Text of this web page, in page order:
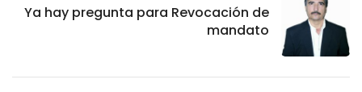
Ya hay pregunta para Revocación de
mandato